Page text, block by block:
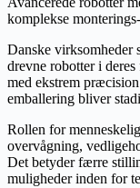
komplekse
Danske virksomheder
drevne robotter i
med ekstrem
emballering bliver
Rollen for
overvågning,
Det betyder færre
muligheder inden for